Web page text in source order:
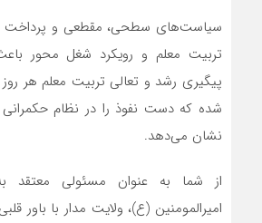
سیاست‌های سطحی، مقطعی و پرداخت
تربیت معلم و رویکرد شغل محور
پیگیری رشد و تعالی تربیت معلم هر
شده که دست نفوذ را در نظام
نشان می‎‌دهد.
از شما به عنوان مسئولی معتقد
امیرالمومنین (ع)، ولایت مدار با باور